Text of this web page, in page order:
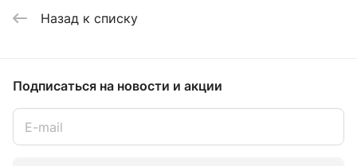
Назад к списку
Подписаться на новости и акции